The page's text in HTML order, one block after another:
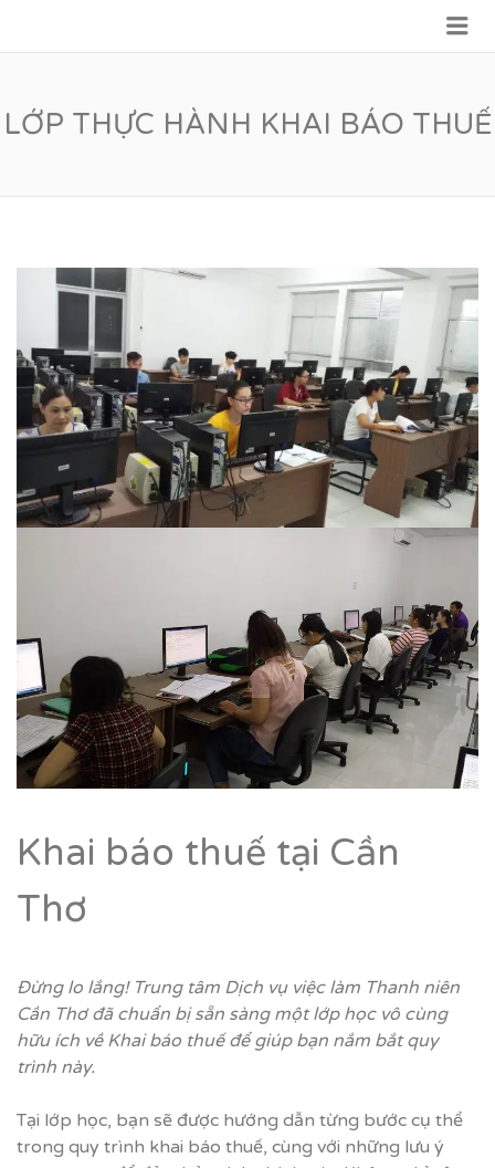
LỚP THỰC HÀNH KHAI BÁO THUẾ
Khai báo thuế tại Cần
Thơ
Đừng lo lắng! Trung tâm Dịch vụ việc làm Thanh niên
Cần Thơ đã chuẩn bị sẵn sàng một lớp học vô cùng
hữu ích về Khai báo thuế để giúp bạn nắm bắt quy
trình này.
Tại lớp học, bạn sẽ được hướng dẫn từng bước cụ thể
trong quy trình khai báo thuế, cùng với những lưu ý